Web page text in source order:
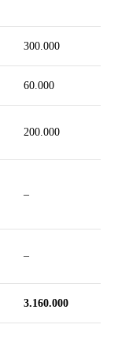
300.000
60.000
200.000
–
–
3.160.000